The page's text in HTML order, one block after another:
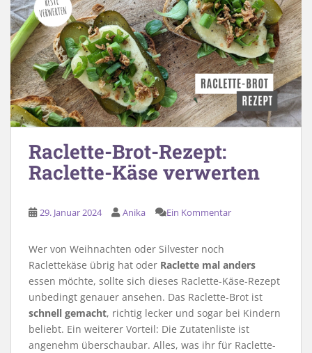
Raclette-Brot-Rezept:
Raclette-Käse verwerten
29. Januar 2024 Anika Ein Kommentar
Wer von Weihnachten oder Silvester noch
Raclettekäse übrig hat oder Raclette mal anders
essen möchte, sollte sich dieses Raclette-Käse-Rezept
unbedingt genauer ansehen. Das Raclette-Brot ist
schnell gemacht, richtig lecker und sogar bei Kindern
beliebt. Ein weiterer Vorteil: Die Zutatenliste ist
angenehm überschaubar. Alles, was ihr für Raclette-